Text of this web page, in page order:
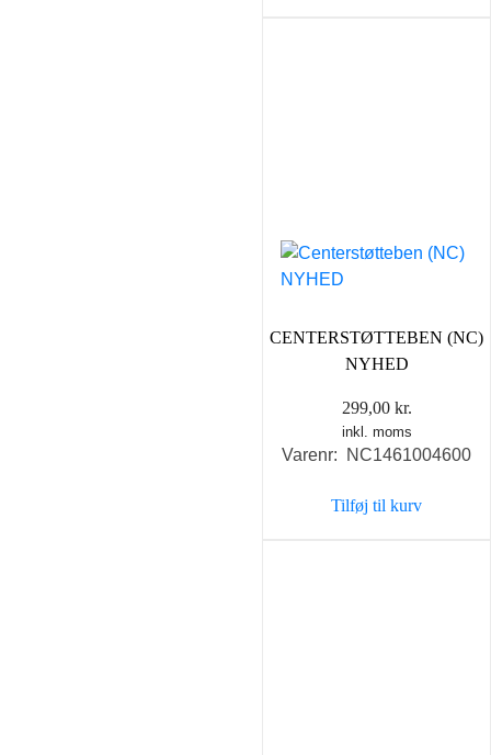
CENTERSTØTTEBEN (NC)
NYHED
299,00 kr.
inkl. moms
Varenr: NC1461004600
Tilføj til kurv